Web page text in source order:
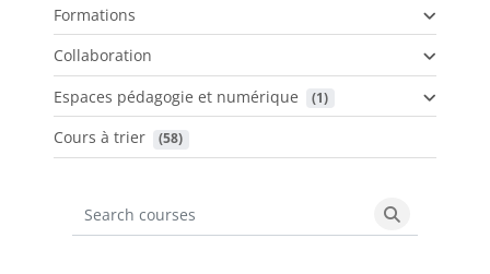
Formations
Collaboration
Espaces pédagogie et numérique
(1)
Cours à trier (58)
Search courses
Search